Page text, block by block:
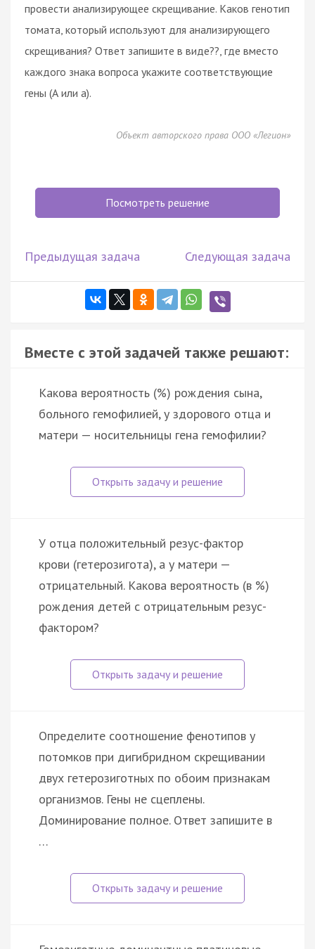
провести анализирующее скрещивание. Каков генотип
томата, который используют для анализирующего
скрещивания? Ответ запишите в виде??, где вместо
каждого знака вопроса укажите соответствующие
гены (А или а).
Объект авторского права ООО «Легион»
Посмотреть решение
Предыдущая задача Следующая задача
Вместе с этой задачей также решают:
Какова вероятность (%) рождения сына,
больного гемофилией, у здорового отца и
матери — носительницы гена гемофилии?
У отца положительный резус-фактор
крови (гетерозигота), а у матери —
отрицательный. Какова вероятность (в %)
рождения детей с отрицательным резус-
фактором?
Определите соотношение фенотипов у
потомков при дигибридном скрещивании
двух гетерозиготных по обоим признакам
организмов. Гены не сцеплены.
Доминирование полное. Ответ запишите в
…